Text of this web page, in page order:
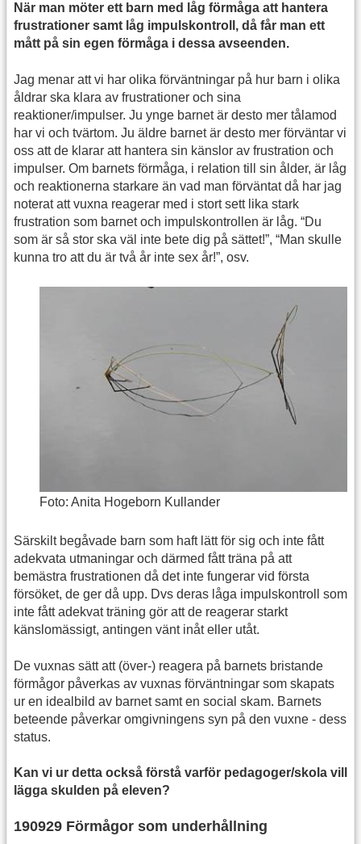
När man möter ett barn med låg förmåga att hantera
frustrationer samt låg impulskontroll, då får man ett
mått på sin egen förmåga i dessa avseenden.
Jag menar att vi har olika förväntningar på hur barn i olika
åldrar ska klara av frustrationer och sina
reaktioner/impulser. Ju ynge barnet är desto mer tålamod
har vi och tvärtom. Ju äldre barnet är desto mer förväntar vi
oss att de klarar att hantera sin känslor av frustration och
impulser. Om barnets förmåga, i relation till sin ålder, är låg
och reaktionerna starkare än vad man förväntat då har jag
noterat att vuxna reagerar med i stort sett lika stark
frustration som barnet och impulskontrollen är låg. “Du
som är så stor ska väl inte bete dig på sättet!”, “Man skulle
kunna tro att du är två år inte sex år!”, osv.
Foto: Anita Hogeborn Kullander
Särskilt begåvade barn som haft lätt för sig och inte fått
adekvata utmaningar och därmed fått träna på att
bemästra frustrationen då det inte fungerar vid första
försöket, de ger då upp. Dvs deras låga impulskontroll som
inte fått adekvat träning gör att de reagerar starkt
känslomässigt, antingen vänt inåt eller utåt.
De vuxnas sätt att (över-) reagera på barnets bristande
förmågor påverkas av vuxnas förväntningar som skapats
ur en idealbild av barnet samt en social skam. Barnets
beteende påverkar omgivningens syn på den vuxne - dess
status.
Kan vi ur detta också förstå varför pedagoger/skola vill
lägga skulden på eleven?
190929 Förmågor som underhållning